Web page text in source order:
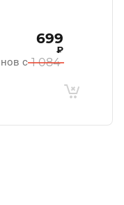
с 1 084
699
₽